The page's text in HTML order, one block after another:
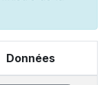
Données